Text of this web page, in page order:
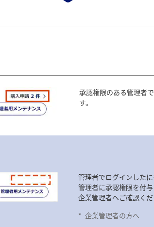
承認権限のある管理者
す。
管理者でログインした
管理者に承認権限を付
企業管理者へご確認くだ
* 企業管理者の方へ